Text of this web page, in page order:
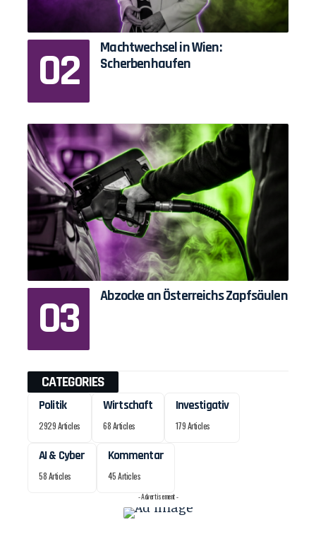
Machtwechsel in Wien:
Scherbenhaufen
Abzocke an Österreichs Zapfsäulen
CATEGORIES
Politik
2929 Articles
Wirtschaft
68 Articles
Investigativ
179 Articles
AI & Cyber
58 Articles
Kommentar
45 Articles
- Advertisement -